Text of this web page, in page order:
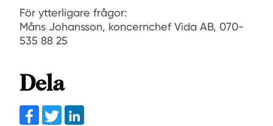
För ytterligare frågor:
Måns Johansson, koncernchef Vida AB, 070-
535 88 25
Dela
Facebook
Twitter